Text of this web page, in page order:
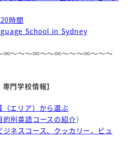
時間
School in Sydney
～～～∞～～∞～～～∞～～～
門学校情報】
（エリア）から選ぶ
別英語コースの紹介）
ネスコース、クッカリー、ビュ